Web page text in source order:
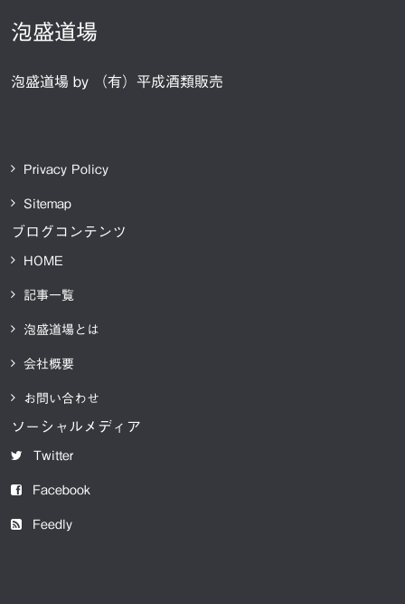
泡盛道場
泡盛道場 by （有）平成酒類販売
Privacy Policy
Sitemap
ブログコンテンツ
HOME
記事一覧
泡盛道場とは
会社概要
お問い合わせ
ソーシャルメディア
Twitter
Facebook
Feedly